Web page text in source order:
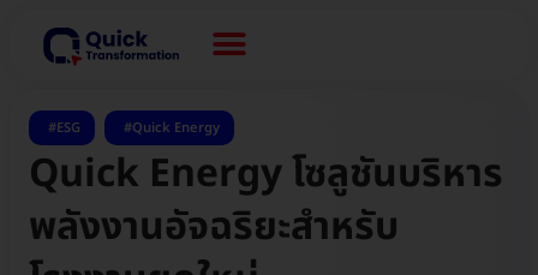
ESG Quick Energy
Quick Energy โซลูชันบริหาร
พลังงานอัจฉริยะสำหรับ